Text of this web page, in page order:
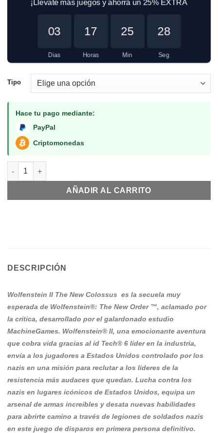
¡Llevate más juegos y ahorrá un 25% EXTRA
03
Dias
17
Horas
25
Min
28
Seg
Tipo
Hace tu pago mediante:
PayPal
Criptomonedas
Wolfenstein II The New Colossus PS4 cantidad
AÑADIR AL CARRITO
DESCRIPCIÓN
Wolfenstein II The New Colossus es la secuela muy
esperada de Wolfenstein®: The New Order ™, aclamado por
la crítica, desarrollado por el galardonado estudio
MachineGames. Wolfenstein® II, una emocionante aventura
que cobra vida gracias al id Tech® 6 líder en la industria,
envía a los jugadores a Estados Unidos controlado por los
nazis en una misión para reclutar a los líderes de la
resistencia más audaces que quedan. Lucha contra los
nazis en lugares icónicos de Estados Unidos, equipa un
arsenal de armas increíbles y desata nuevas habilidades
para abrirte camino a través de legiones de soldados nazis
en este juego de disparos en primera persona definitivo.